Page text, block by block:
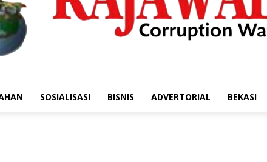
SOSIALISASI BISNIS ADVERTORIAL BEKASI